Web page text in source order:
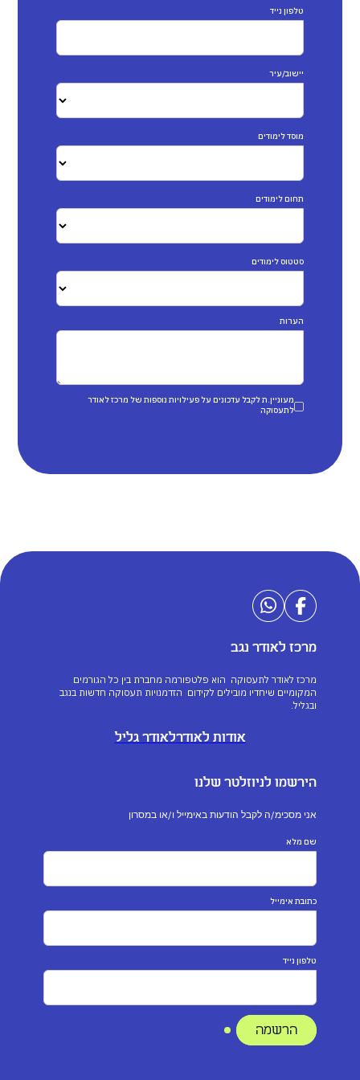
טלפון נייד
יישוב/עיר
מוסד לימודים
תחום לימודים
סטטוס לימודים
הערות
מעוניין.ת לקבל עדכונים על פעילויות נוספות של מרכז לאודר
לתעסוקה
מרכז לאודר נגב
מרכז לאודר לתעסוקה הוא פלטפורמה מחברת בין כל הגורמים
המקומיים שיחדיו מובילים לקידום הזדמנויות תעסוקה חדשות בנגב
ובגליל.
אודות לאודרלאודר גליל
הירשמו לניוזלטר שלנו
אני מסכימ/ה לקבל הודעות באימייל ו/או במסרון
שם מלא
כתובת אימייל
טלפון נייד